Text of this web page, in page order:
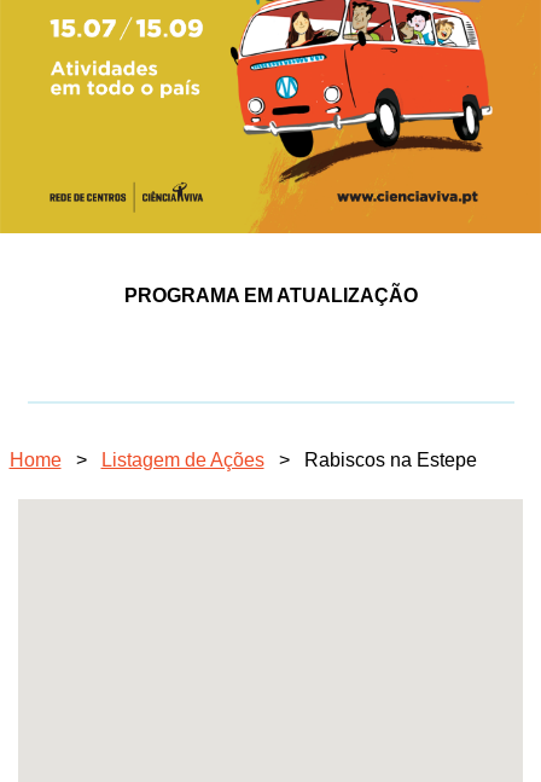
PROGRAMA EM ATUALIZAÇÃO
Home > Listagem de Ações > Rabiscos na Estepe